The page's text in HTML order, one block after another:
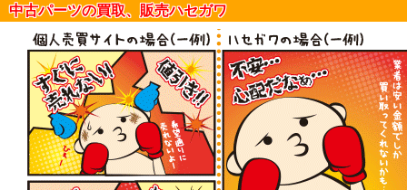
中古パーツの買取、販売ハセガワ